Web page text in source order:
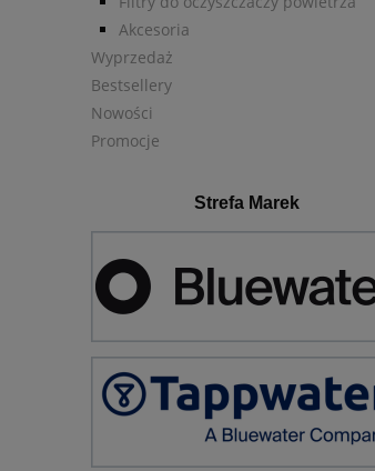
Akcesoria
Wyprzedaż
Bestsellery
Nowości
Promocje
Strefa Marek